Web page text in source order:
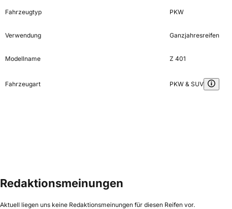
Fahrzeugtyp PKW
Verwendung Ganzjahresreifen
Modellname Z 401
Fahrzeugart PKW & SUV
Redaktionsmeinungen
Aktuell liegen uns keine Redaktionsmeinungen für diesen Reifen vor.